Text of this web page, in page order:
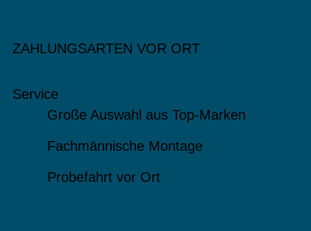
ZAHLUNGSARTEN VOR ORT
Service
Große Auswahl aus Top-Marken
Fachmännische Montage
Probefahrt vor Ort